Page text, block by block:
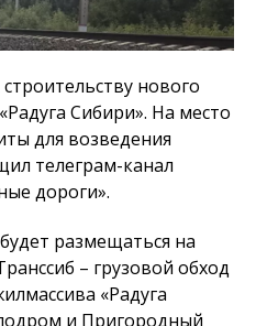
нового
Сибири». На место
для возведения
телеграм-канал
дороги».
размещаться на
– грузовой обход
«Радуга
и Пригородный